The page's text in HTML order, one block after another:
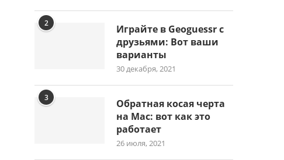
2
Играйте в Geoguessr с
друзьями: Вот ваши
варианты
30 декабря, 2021
3
Обратная косая черта
на Mac: вот как это
работает
26 июля, 2021